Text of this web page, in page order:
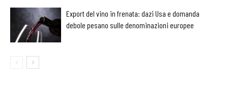
Export del vino in frenata: dazi Usa e domanda
debole pesano sulle denominazioni europee